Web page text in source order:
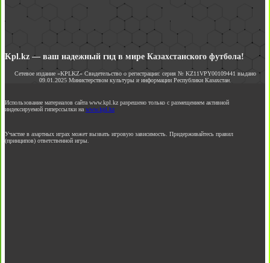
Kpl.kz — ваш надежный гид в мире Казахстанского футбола!
Сетевое издание «KPLKZ» Свидетельство о регистрации: серия № KZ11VPY00109441 выдано
09.01.2025 Министерством культуры и информации Республики Казахстан.
Использование материалов сайта www.kpl.kz разрешено только с размещением активной
индексируемой гиперссылки на www.kpl.kz
Участие в азартных играх может вызвать игровую зависимость. Придерживайтесь правил
(принципов) ответственной игры.